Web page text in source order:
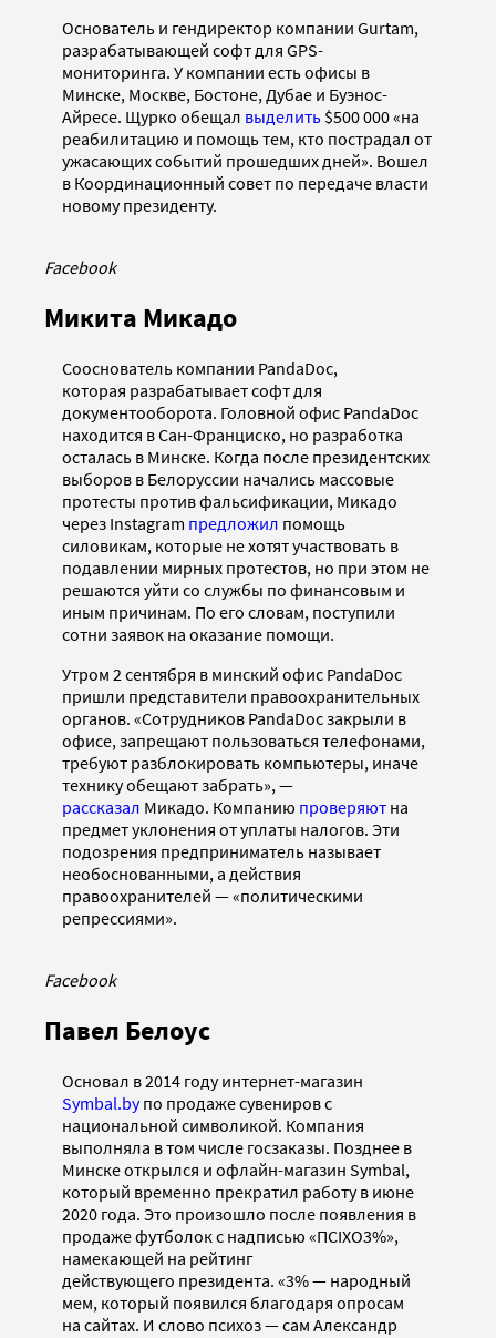
Основатель и гендиректор компании Gurtam,
разрабатывающей софт для GPS-
мониторинга. У компании есть офисы в
Минске, Москве, Бостоне, Дубае и Буэнос-
Айресе. Щурко обещал выделить $500 000 «на
реабилитацию и помощь тем, кто пострадал от
ужасающих событий прошедших дней». Вошел
в Координационный совет по передаче власти
новому президенту.
Facebook
Микита Микадо
Сооснователь компании PandaDoc,
которая разрабатывает софт для
документооборота. Головной офис PandaDoc
находится в Сан-Франциско, но разработка
осталась в Минске. Когда после президентских
выборов в Белоруссии начались массовые
протесты против фальсификации, Микадо
через Instagram предложил помощь
силовикам, которые не хотят участвовать в
подавлении мирных протестов, но при этом не
решаются уйти со службы по финансовым и
иным причинам. По его словам, поступили
сотни заявок на оказание помощи.
Утром 2 сентября в минский офис PandaDoc
пришли представители правоохранительных
органов. «Сотрудников PandaDoc закрыли в
офисе, запрещают пользоваться телефонами,
требуют разблокировать компьютеры, иначе
технику обещают забрать», —
рассказал Микадо. Компанию проверяют на
предмет уклонения от уплаты налогов. Эти
подозрения предприниматель называет
необоснованными, а действия
правоохранителей — «политическими
репрессиями».
Facebook
Павел Белоус
Основал в 2014 году интернет-магазин
Symbal.byпо продаже сувениров с
национальной символикой. Компания
выполняла в том числе госзаказы. Позднее в
Минске открылся и офлайн-магазин Symbal,
который временно прекратил работу в июне
2020 года. Это произошло после появления в
продаже футболок с надписью «ПСIХО3%»,
намекающей на рейтинг
действующего президента. «3% — народный
мем, который появился благодаря опросам
на сайтах. И слово психоз — сам Александр